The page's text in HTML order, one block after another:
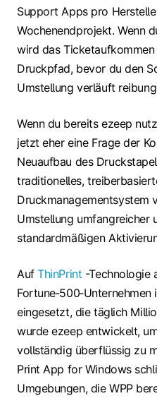
Support Apps pro
Wochenendprojekt. Wenn
wird das Ticketaufkommen
Druckpfad, bevor du den
Umstellung verläuft
Wenn du bereits ezeep
jetzt eher eine Frage der
Neuaufbau des
traditionelles,
Druckmanagementsystem
Umstellung umfangreicher
standardmäßigen
AufThinPrint -Technologie
eingesetzt, die täglich
wurde ezeep entwickelt,
vollständig überflüssig zu
Print App for Windows
Umgebungen, die WPP